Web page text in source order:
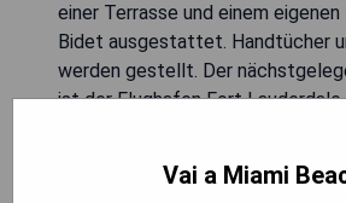
einer Terrasse und einem
Bidet ausgestattet. Handtücher
werden gestellt. Der
ist der Flughafen Fort
- Nähe zum Hard Rock Stadium
Vai a Miami